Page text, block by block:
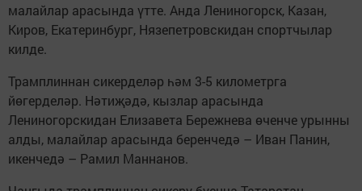
малайлар арасында үтте. Анда Лениногорск, Казан,
Киров, Екатеринбург, Нязепетровскидан спортчылар
килде.
Трамплиннан сикерделәр һәм 3-5 километрга
йөгерделәр. Нәтиҗәдә, кызлар арасында
Лениногорскидан Елизавета Бережнева өченче урынны
алды, малайлар арасында беренчедә – Иван Панин,
икенчедә – Рамил Маннанов.